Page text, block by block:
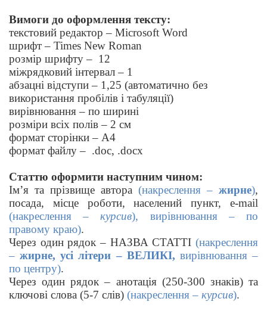
Вимоги до оформлення тексту:
текстовий редактор – Microsoft Word
шрифт – Times New Roman
розмір шрифту – 12
міжрядковий інтервал – 1
абзацні відступи – 1,25 (автоматично без
використання пробілів і табуляції)
вирівнювання – по ширині
розміри всіх полів – 2 см
формат сторінки – А4
формат файлу – .doc, .docx
Статтю оформити наступним чином:
Ім’я та прізвище автора (накреслення – жирне),
посада, місце роботи, населений пункт, e-mail
(накреслення –курсив), вирівнювання – по
правому краю).
Через один рядок – НАЗВА СТАТТІ (накреслення
–жирне, усі літери – ВЕЛИКІ, вирівнювання –
по центру).
Через один рядок – анотація (250-300 знаків) та
ключові слова (5-7 слів) (накреслення – курсив).